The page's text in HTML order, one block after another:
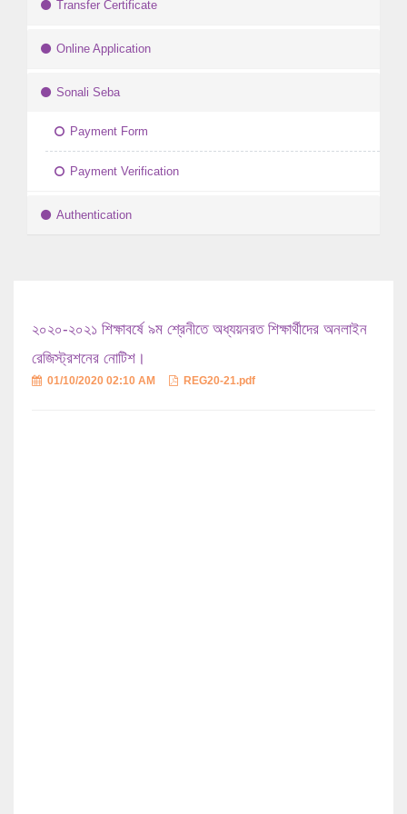
Transfer Certificate
Online Application
Sonali Seba
Payment Form
Payment Verification
Authentication
২০২০-২০২১ শিক্ষাবর্ষে ৯ম শ্রেনীতে অধ্যয়নরত শিক্ষার্থীদের অনলাইন
রেজিস্ট্রশনের নোটিশ।
01/10/2020 02:10 AM REG20-21.pdf